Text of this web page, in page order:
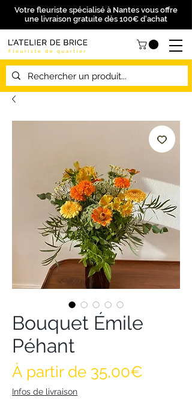
Votre fleuriste spécialisé à Nantes vous offre
une livraison gratuite dès 100€ d'achat
Bouquet Émile
Péhant
À partir de 35,00€
Infos de livraison